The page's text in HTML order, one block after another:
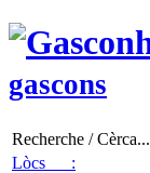
gascons
Recherche / Cèrca...
Lòcs :